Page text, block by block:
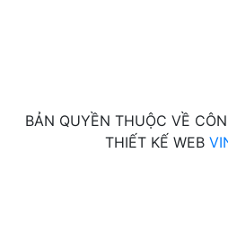
BẢN QUYỀN THUỘC VỀ
THIẾT KẾ WEB